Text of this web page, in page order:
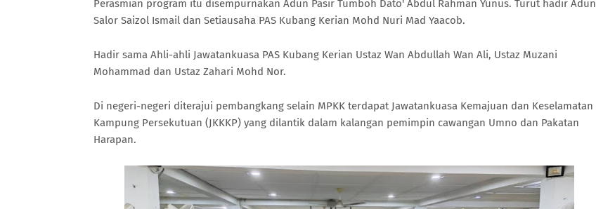
Perasmian program itu disempurnakan Adun Pasir Tumboh Dato' Abdul Rahman Yunus. Turut hadir Adun
Salor Saizol Ismail dan Setiausaha PAS Kubang Kerian Mohd Nuri Mad Yaacob.
Hadir sama Ahli-ahli Jawatankuasa PAS Kubang Kerian Ustaz Wan Abdullah Wan Ali, Ustaz Muzani
Mohammad dan Ustaz Zahari Mohd Nor.
Di negeri-negeri diterajui pembangkang selain MPKK terdapat Jawatankuasa Kemajuan dan Keselamatan
Kampung Persekutuan (JKKKP) yang dilantik dalam kalangan pemimpin cawangan Umno dan Pakatan
Harapan.